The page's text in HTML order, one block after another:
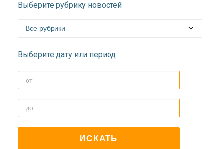
Выберите рубрику новостей
Выберите дату или период